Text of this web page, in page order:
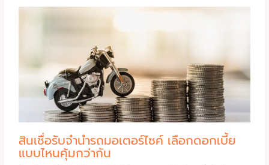
สินเชื่อรับจำนำรถมอเตอร์ไซค์ เลือกดอกเบี้ย
แบบไหนคุ้มกว่ากัน